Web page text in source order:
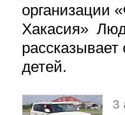
организации
Хакасия»
детей.
3